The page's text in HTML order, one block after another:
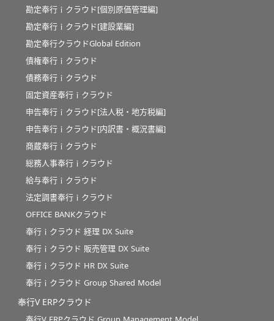
勘定奉行ｉクラウド[個別原価管理編]
勘定奉行ｉクラウド[建設業編]
勘定奉行クラウドGlobal Edition
債権奉行ｉクラウド
債務奉行ｉクラウド
固定資産奉行ｉクラウド
申告奉行ｉクラウド[法人税・地方税編]
申告奉行ｉクラウド[内訳書・概況書編]
商蔵奉行ｉクラウド
総務人事奉行ｉクラウド
給与奉行ｉクラウド
法定調書奉行ｉクラウド
OFFICE BANKクラウド
奉行ｉクラウド 経理 DX Suite
奉行ｉクラウド 販売管理 DX Suite
奉行ｉクラウド HR DX Suite
奉行ｉクラウド Group Shared Model
奉行V ERPクラウド
奉行V ERPクラウド Group Management Model